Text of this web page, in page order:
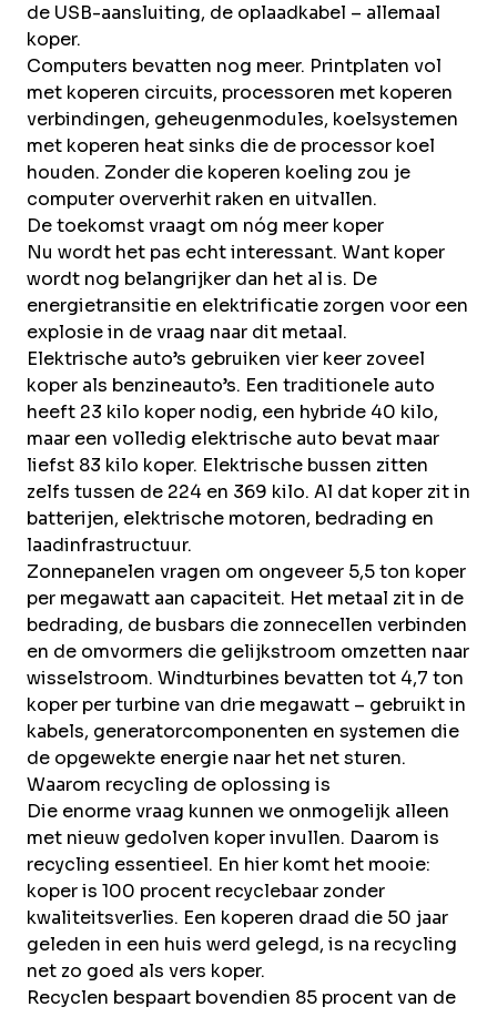
de USB-aansluiting, de oplaadkabel – allemaal
koper.
Computers bevatten nog meer. Printplaten vol
met koperen circuits, processoren met koperen
verbindingen, geheugenmodules, koelsystemen
met koperen heat sinks die de processor koel
houden. Zonder die koperen koeling zou je
computer oververhit raken en uitvallen.
De toekomst vraagt om nóg meer koper
Nu wordt het pas echt interessant. Want koper
wordt nog belangrijker dan het al is. De
energietransitie en elektrificatie zorgen voor een
explosie in de vraag naar dit metaal.
Elektrische auto’s gebruiken vier keer zoveel
koper als benzineauto’s. Een traditionele auto
heeft 23 kilo koper nodig, een hybride 40 kilo,
maar een volledig elektrische auto bevat maar
liefst 83 kilo koper. Elektrische bussen zitten
zelfs tussen de 224 en 369 kilo. Al dat koper zit in
batterijen, elektrische motoren, bedrading en
laadinfrastructuur.
Zonnepanelen vragen om ongeveer 5,5 ton koper
per megawatt aan capaciteit. Het metaal zit in de
bedrading, de busbars die zonnecellen verbinden
en de omvormers die gelijkstroom omzetten naar
wisselstroom. Windturbines bevatten tot 4,7 ton
koper per turbine van drie megawatt – gebruikt in
kabels, generatorcomponenten en systemen die
de opgewekte energie naar het net sturen.
Waarom recycling de oplossing is
Die enorme vraag kunnen we onmogelijk alleen
met nieuw gedolven koper invullen. Daarom is
recycling essentieel. En hier komt het mooie:
koper is 100 procent recyclebaar zonder
kwaliteitsverlies. Een koperen draad die 50 jaar
geleden in een huis werd gelegd, is na recycling
net zo goed als vers koper.
Recyclen bespaart bovendien 85 procent van de